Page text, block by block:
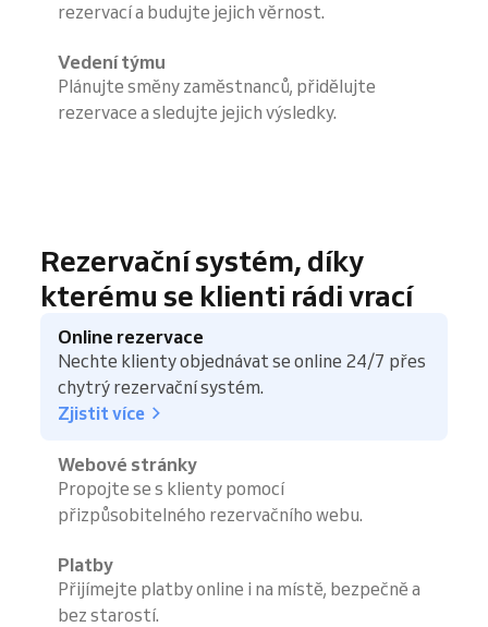
rezervací a budujte jejich věrnost.
Vedení týmu
Plánujte směny zaměstnanců, přidělujte
rezervace a sledujte jejich výsledky.
Rezervační systém, díky
kterému se klienti rádi vrací
Online rezervace
Nechte klienty objednávat se online 24/7 přes
chytrý rezervační systém.
Zjistit více
Webové stránky
Propojte se s klienty pomocí
přizpůsobitelného rezervačního webu.
Platby
Přijímejte platby online i na místě, bezpečně a
bez starostí.